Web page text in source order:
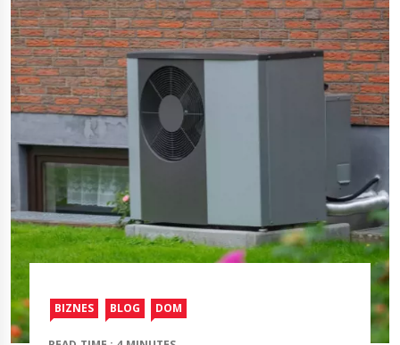
BIZNES BLOG DOM